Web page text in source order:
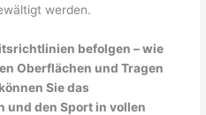
werden.
befolgen – wie
Oberflächen und Tragen
Sie das
und den Sport in vollen